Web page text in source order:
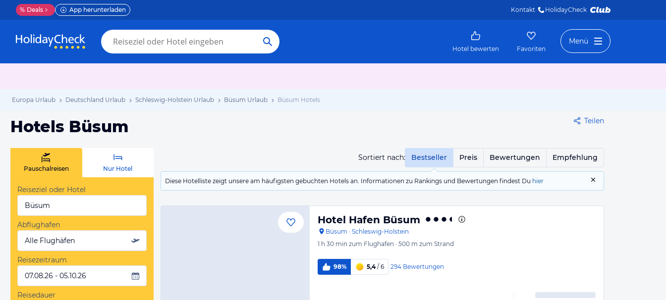
% Deals App herunterladen Kontakt HolidayCheck
Hotel bewerten Favoriten
Menü
Europa Urlaub Deutschland Urlaub Schleswig-Holstein Urlaub Büsum Urlaub Büsum Hotels
Hotels Büsum Teilen
Sortiert nach: Bestseller Preis Bewertungen Empfehlung
Diese Hotelliste zeigt unsere am häufigsten gebuchten Hotels an. Informationen zu Rankings und Bewertungen findest Du hier
Pauschalreisen Nur Hotel
Reiseziel oder Hotel
Büsum
Abflughafen
Alle Flughäfen
Reisezeitraum
07.08.26 - 05.10.26
Reisedauer
Hotel Hafen Büsum
Büsum · Schleswig-Holstein
1 h 30 min zum Flughafen · 500 m zum Strand
98% 5,4/ 6 294 Bewertungen